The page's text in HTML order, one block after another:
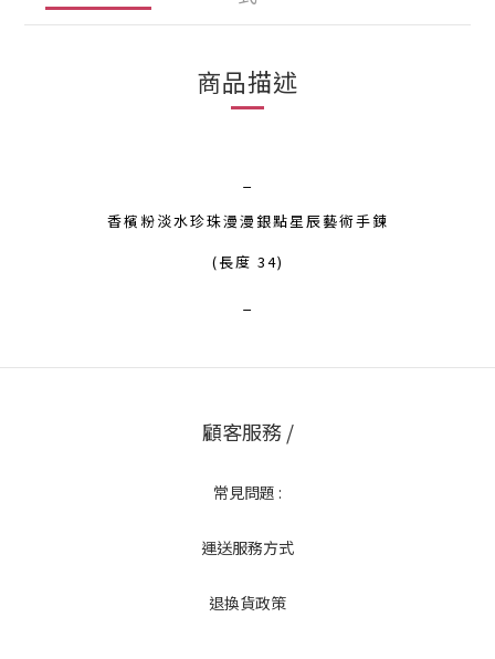
商品描述
香檳粉淡水珍珠漫漫銀點星辰藝術手鍊
(長度 34)
顧客服務 /
常見問題 :
運送服務方式
退換貨政策